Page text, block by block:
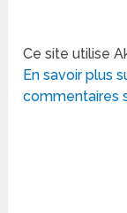
Ce site utilise
En savoir plus
commentaires